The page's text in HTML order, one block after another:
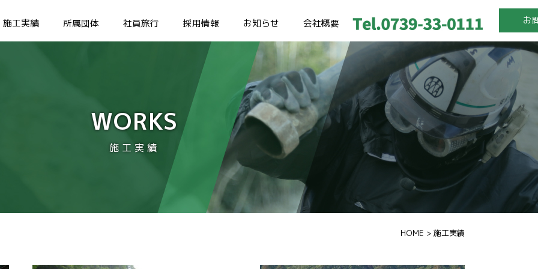
施工実績 所属団体 社員旅行 採用情報 お知らせ 会社概要 お
WORKS
施工実績
HOME > 施工実績